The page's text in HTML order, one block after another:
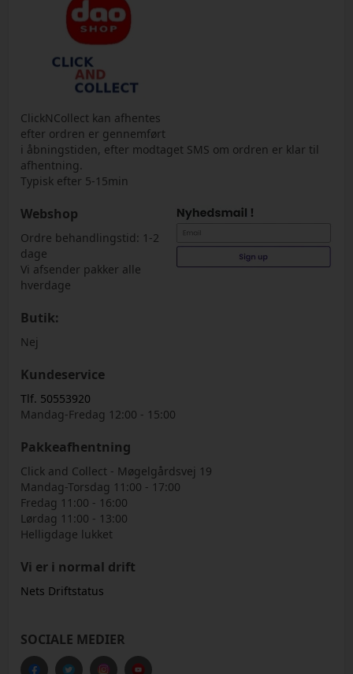
ClickNCollect kan afhentes
efter ordren er gennemført
i åbningstiden, efter modtaget SMS om ordren er klar til
afhentning.
Typisk efter 5-15min
Webshop
Ordre behandlingstid: 1-2
dage
Vi afsender pakker alle
hverdage
Butik:
Nej
Kundeservice
Tlf. 50553920
Mandag-Fredag 12:00 - 15:00
Pakkeafhentning
Click and Collect - Møgelgårdsvej 19
Mandag-Torsdag 11:00 - 17:00
Fredag 11:00 - 16:00
Lørdag 11:00 - 13:00
Helligdage lukket
Vi er i normal drift
Nets Driftstatus
SOCIALE MEDIER